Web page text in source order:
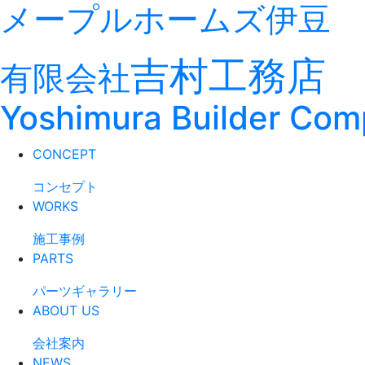
メープルホームズ伊豆
有限会社吉村工務店
Yoshimura Builder
CONCEPT
コンセプト
WORKS
施工事例
PARTS
パーツギャラリー
ABOUT US
会社案内